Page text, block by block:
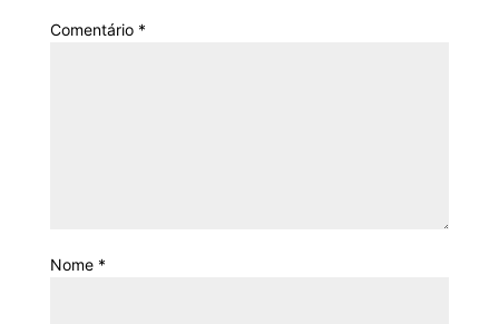
Comentário *
Nome *